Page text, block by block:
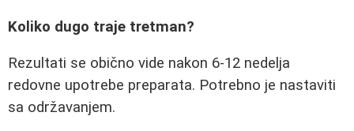
Koliko dugo traje tretman?
Rezultati se obično vide nakon 6-12 nedelja
redovne upotrebe preparata. Potrebno je nastaviti
sa održavanjem.